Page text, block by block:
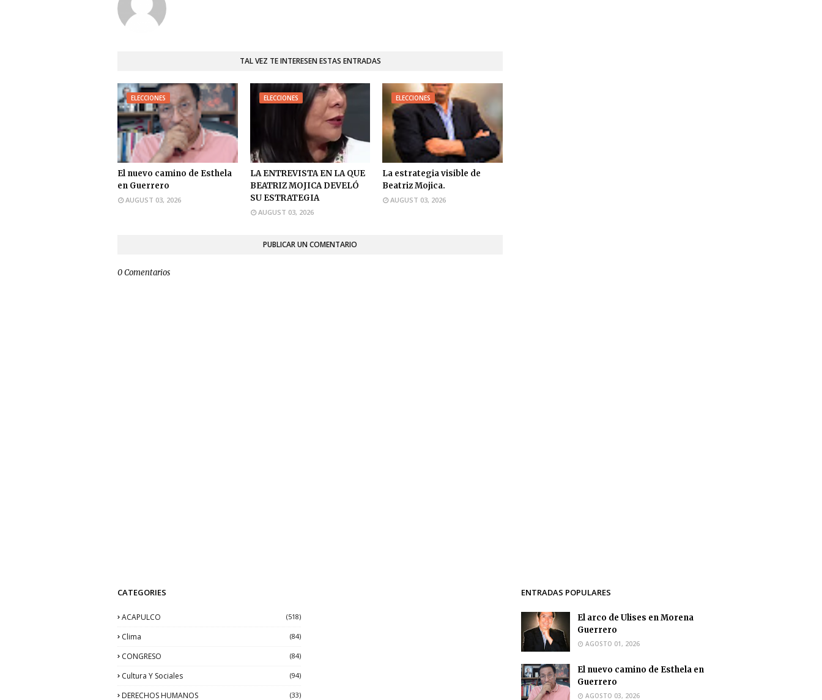
TAL VEZ TE INTERESEN ESTAS ENTRADAS
ELECCIONES
El nuevo camino de Esthela
en Guerrero
AUGUST 03, 2026
ELECCIONES
LA ENTREVISTA EN LA QUE
BEATRIZ MOJICA DEVELÓ
SU ESTRATEGIA
AUGUST 03, 2026
ELECCIONES
La estrategia visible de
Beatriz Mojica.
AUGUST 03, 2026
PUBLICAR UN COMENTARIO
0 Comentarios
CATEGORIES
ACAPULCO (518)
Clima (84)
CONGRESO (84)
Cultura Y Sociales (94)
DERECHOS HUMANOS (33)
ENTRADAS POPULARES
El arco de Ulises en Morena
Guerrero
AGOSTO 01, 2026
El nuevo camino de Esthela en
Guerrero
AGOSTO 03, 2026